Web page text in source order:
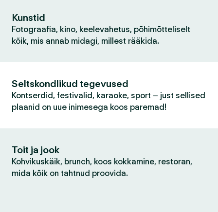
Kunstid
Fotograafia, kino, keelevahetus, põhimõtteliselt
kõik, mis annab midagi, millest rääkida.
Seltskondlikud tegevused
Kontserdid, festivalid, karaoke, sport – just sellised
plaanid on uue inimesega koos paremad!
Toit ja jook
Kohvikuskäik, brunch, koos kokkamine, restoran,
mida kõik on tahtnud proovida.